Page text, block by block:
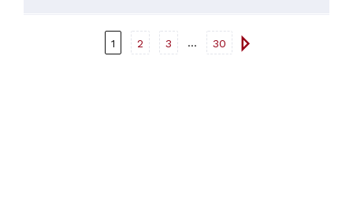
1 2 3 ... 30